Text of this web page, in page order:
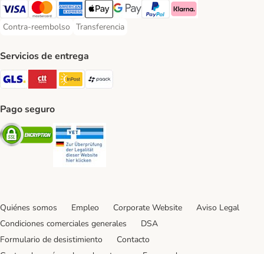
Visa Payment Method
Mastercard Payment Method
American Express Payment Method
Apple Pay Payment Method
Google Pay Payment Method
PayPal Payment Method
Klarna Payment Method
Contra-reembolso
Contra-reembolso Payment Method
Transferencia
Transferencia Payment Method
Servicios de entrega
GLS Shipping Method
CTTExpress Shipping Method
InPost Shipping Method
Pago seguro
Security
Quiénes somos Empleo Corporate Website
Aviso Legal
Condiciones comerciales generales
DSA
Formulario de desistimiento
Contacto